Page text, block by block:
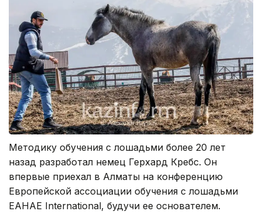
Методику обучения с лошадьми более 20 лет
назад разработал немец Герхард Кребс. Он
впервые приехал в Алматы на конференцию
Европейской ассоциации обучения с лошадьми
EAHAE International, будучи ее основателем.